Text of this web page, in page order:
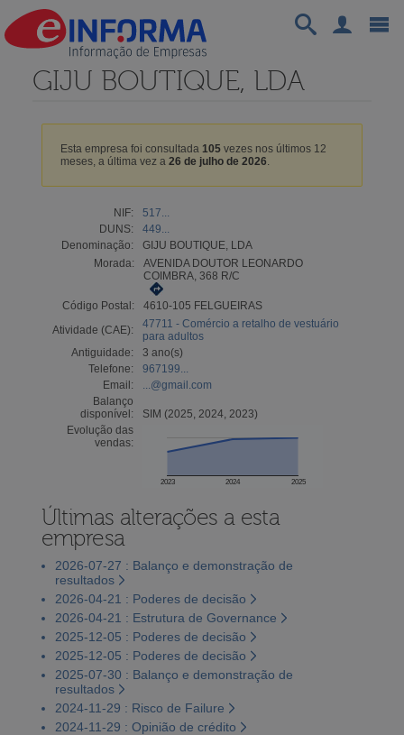
GIJU BOUTIQUE, LDA
Esta empresa foi consultada 105vezes nos últimos 12
meses, a última vez a 26 de julho de 2026.
NIF:
517...
DUNS:
449...
Denominação:
GIJU BOUTIQUE, LDA
Morada:
AVENIDA DOUTOR LEONARDO
COIMBRA, 368 R/C
Código Postal:
4610-105 FELGUEIRAS
Atividade (CAE):
47711 - Comércio a retalho de vestuário
para adultos
Antiguidade:
3 ano(s)
Telefone:
967199...
Email:
...@gmail.com
Balanço
disponível:
SIM (2025, 2024, 2023)
Evolução das
vendas:
2023 2024 2025
Últimas alterações a esta
empresa
2026-07-27 : Balanço e demonstração de
resultados
2026-04-21 : Poderes de decisão
2026-04-21 : Estrutura de Governance
2025-12-05 : Poderes de decisão
2025-12-05 : Poderes de decisão
2025-07-30 : Balanço e demonstração de
resultados
2024-11-29 : Risco de Failure
2024-11-29 : Opinião de crédito